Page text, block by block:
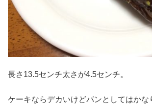
長さ13.5センチ太さが4.5センチ。
ケーキならデカいけどパンとしてはかな